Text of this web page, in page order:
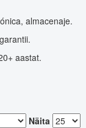
almacenaje.
aastat.
Näita